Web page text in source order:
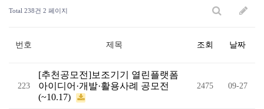
Total 238건 2 페이지
번호 제목 조회 날짜
223
[추천공모전]보조기기 열린플랫폼
아이디어·개발·활용사례 공모전
(~10.17)
2475 09-27